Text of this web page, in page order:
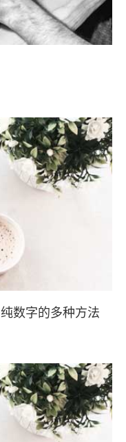
数字的多种方法